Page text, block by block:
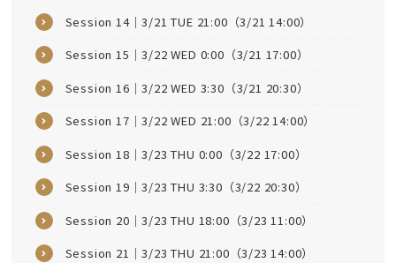
Session 14｜3/21 TUE 21:00（3/21 14:00）
Session 15｜3/22 WED 0:00（3/21 17:00）
Session 16｜3/22 WED 3:30（3/21 20:30）
Session 17｜3/22 WED 21:00（3/22 14:00）
Session 18｜3/23 THU 0:00（3/22 17:00）
Session 19｜3/23 THU 3:30（3/22 20:30）
Session 20｜3/23 THU 18:00（3/23 11:00）
Session 21｜3/23 THU 21:00（3/23 14:00）